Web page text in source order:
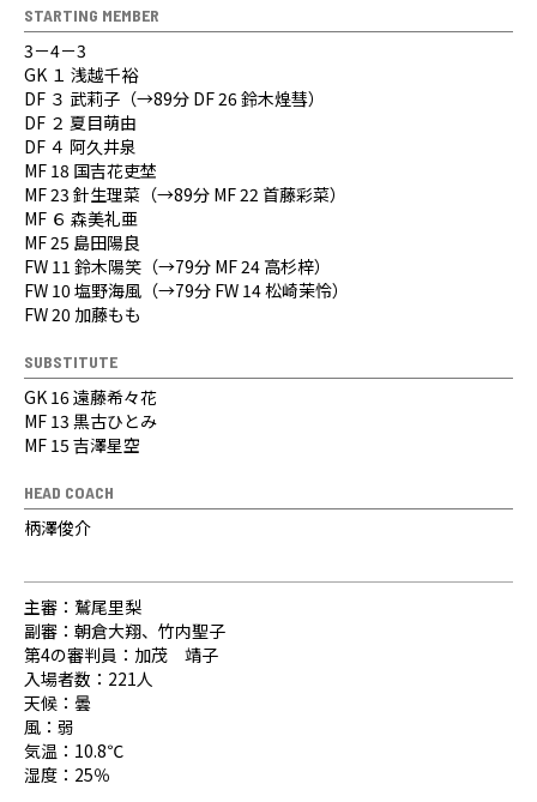
STARTING MEMBER
3－4－3
GK １ 浅越千裕
DF ３ 武莉子（→89分 DF 26 鈴木煌彗）
DF ２ 夏目萌由
DF ４ 阿久井泉
MF 18 国吉花吏埜
MF 23 針生理菜（→89分 MF 22 首藤彩菜）
MF ６ 森美礼亜
MF 25 島田陽良
FW 11 鈴木陽笑（→79分 MF 24 高杉梓）
FW 10 塩野海風（→79分 FW 14 松崎茉怜）
FW 20 加藤もも
SUBSTITUTE
GK 16 遠藤希々花
MF 13 黒古ひとみ
MF 15 吉澤星空
HEAD COACH
柄澤俊介
主審：鷲尾里梨
副審：朝倉大翔、竹内聖子
第4の審判員：加茂 靖子
入場者数：221人
天候：曇
風：弱
気温：10.8℃
湿度：25％